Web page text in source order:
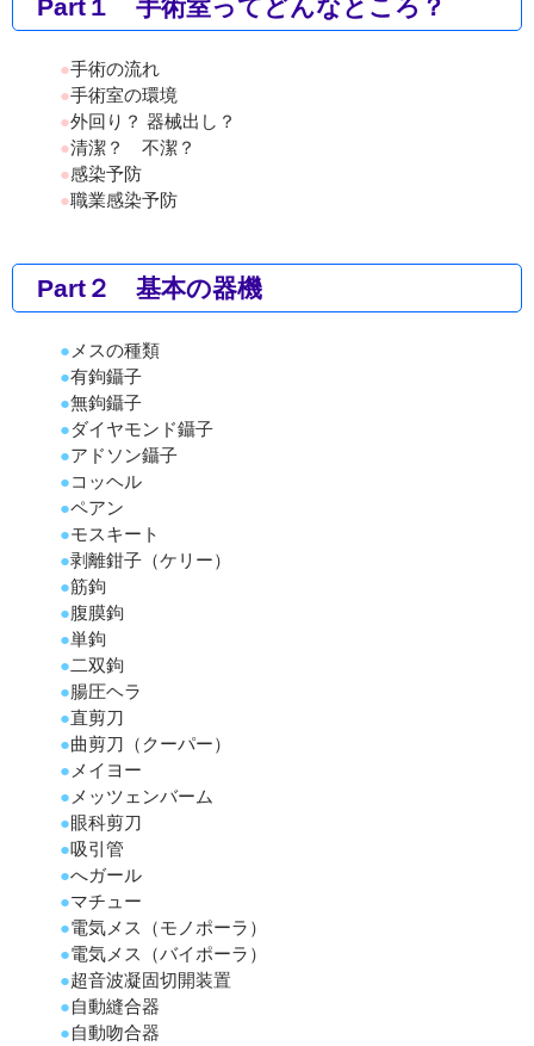
Part１ 手術室ってどんなところ？
●手術の流れ
●手術室の環境
●外回り？ 器械出し？
●清潔？ 不潔？
●感染予防
●職業感染予防
Part２ 基本の器機
● メスの種類
●有鉤鑷子
●無鉤鑷子
●ダイヤモンド鑷子
●アドソン鑷子
●コッヘル
●ペアン
●モスキート
●剥離鉗子（ケリー）
●筋鉤
●腹膜鉤
●単鉤
●二双鉤
●腸圧ヘラ
●直剪刀
●曲剪刀（クーパー）
● メイヨー
● メッツェンバーム
●眼科剪刀
●吸引管
●へガール
●マチュー
●電気メス（モノポーラ）
●電気メス（バイポーラ）
●超音波凝固切開装置
●自動縫合器
●自動吻合器